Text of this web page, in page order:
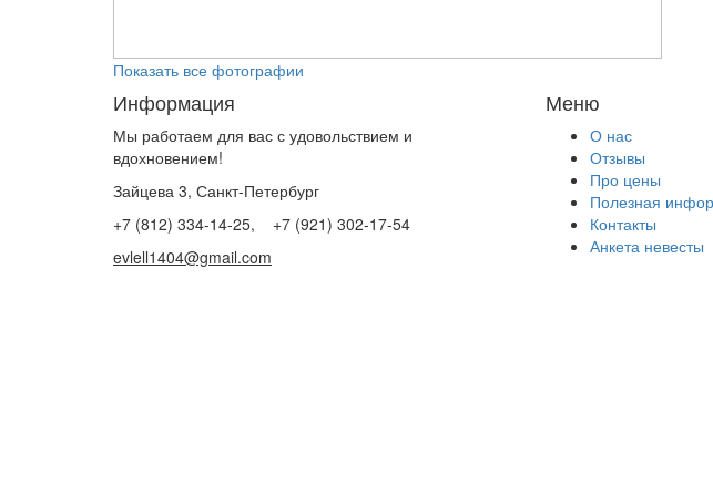
Показать все фотографии
Информация
Мы работаем для вас с удовольствием и
вдохновением!
Зайцева 3, Санкт-Петербург
+7 (812) 334-14-25, +7 (921) 302-17-54
evlell1404@gmail.com
Меню
О нас
Отзывы
Про цены
Полезная
Контакты
Анкета невесты